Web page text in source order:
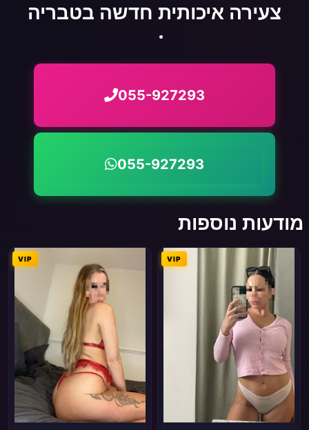
צעירה איכותית חדשה בטבריה
055-927293
055-927293
מודעות נוספות
VIP
VIP